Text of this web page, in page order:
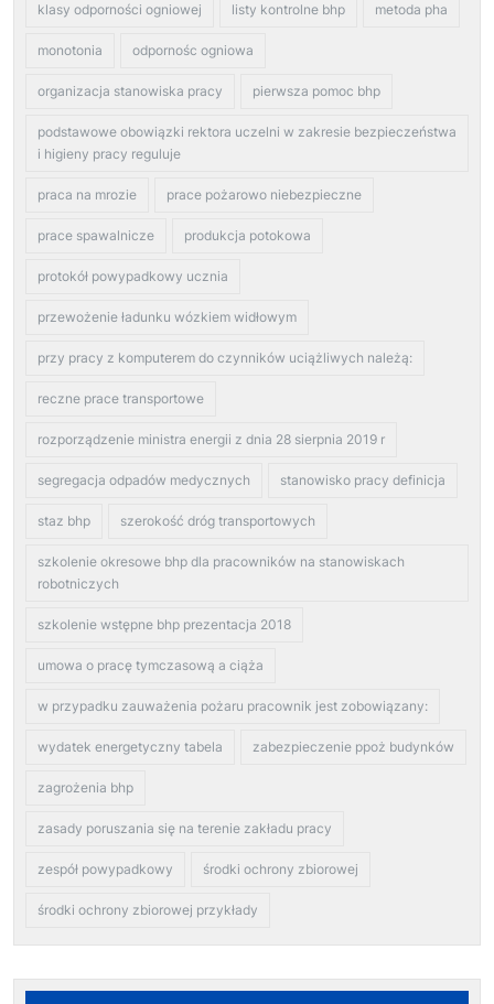
klasy odporności ogniowej listy kontrolne bhp metoda pha
monotonia odpornośc ogniowa
organizacja stanowiska pracy pierwsza pomoc bhp
podstawowe obowiązki rektora uczelni w zakresie bezpieczeństwa
i higieny pracy reguluje
praca na mrozie prace pożarowo niebezpieczne
prace spawalnicze produkcja potokowa
protokół powypadkowy ucznia
przewożenie ładunku wózkiem widłowym
przy pracy z komputerem do czynników uciążliwych należą:
reczne prace transportowe
rozporządzenie ministra energii z dnia 28 sierpnia 2019 r
segregacja odpadów medycznych stanowisko pracy definicja
staz bhp szerokość dróg transportowych
szkolenie okresowe bhp dla pracowników na stanowiskach
robotniczych
szkolenie wstępne bhp prezentacja 2018
umowa o pracę tymczasową a ciąża
w przypadku zauważenia pożaru pracownik jest zobowiązany:
wydatek energetyczny tabela zabezpieczenie ppoż budynków
zagrożenia bhp
zasady poruszania się na terenie zakładu pracy
zespół powypadkowy środki ochrony zbiorowej
środki ochrony zbiorowej przykłady